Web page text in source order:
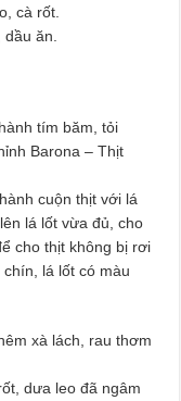
cà rốt.
ăn.
tím băm, tỏi
Barona – Thịt
cuộn thịt với lá
lá lốt vừa đủ, cho
cho thịt không bị rơi
lá lốt có màu
xà lách, rau thơm
dưa leo đã ngâm